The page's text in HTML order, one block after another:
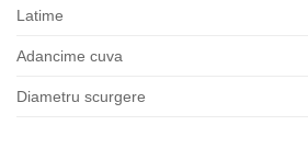
Latime
Adancime cuva
Diametru scurgere